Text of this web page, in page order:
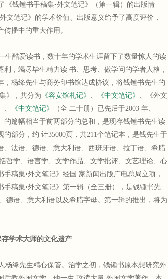
钱锺书手稿集•外文笔记》（第一辑）的出版情
文笔记》的学术价值、出版意义给予了高度评价，
播中的重大作用。
酷爱读书，数十年的学术生涯留下了数量惊人的读
，竭尽毕生精力读 书、思考、做学问的学者人格，
，杨绛先生与商务印书馆达成协议，将钱锺书先生的
》，共分为 《容安馆札记》 、 《中文笔记》 、《外文
、 《中文笔记》
（全 二十册）已先后于2003 年、
的篇幅相当于前两部分的总和，是现存钱锺书先生读
部分，约 计35000页，共211个笔记本，是钱先生于
、法语、德语、意大利语、西班牙语、拉丁语、希腊
哲学、语言学、文学作品、文学批评、文艺理论、心
稿集•外文笔记》经国 家新闻出版广电总局立项，
稿集•外文笔记》第一辑（全三册），是钱锺书先
德语、意大利语以及希腊字母。第一辑的推出，将为
学术大师的文化遗产
绛先生精心保管。治学之初，钱锺书原本想研究外